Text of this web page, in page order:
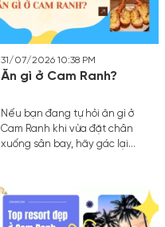
31/07/2026 10:38 PM
Ăn gì ở Cam Ranh?
Nếu bạn đang tự hỏi ăn gì ở
Cam Ranh khi vừa đặt chân
xuống sân bay, hãy gác lại
sạn.